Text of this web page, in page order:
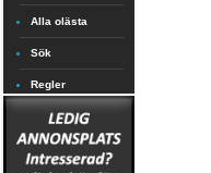
Alla olästa
Sök
Regler